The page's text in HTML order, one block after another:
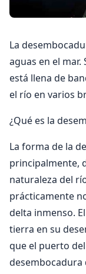
La
aguas en el
está llena de
el río en varios
¿Qué es la
La forma de la
principalmente,
naturaleza del
prácticamente
delta inmenso.
tierra en su
que el puerto
desembocadura